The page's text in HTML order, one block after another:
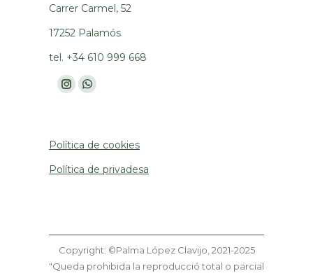
Carrer Carmel, 52
17252 Palamós
tel. +34 610 999 668
Find us on:
Instagram
in
new
Whatsapp
in
new
Política de cookies
Política de privadesa
Copyright: ©Palma López Clavijo, 2021-2025
"Queda prohibida la reproducció total o parcial